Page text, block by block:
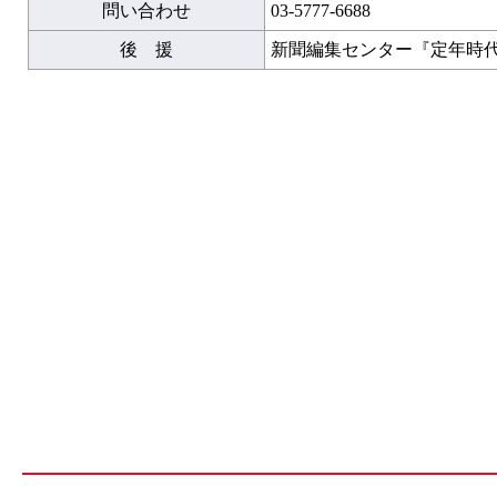
問い合わせ 03-5777-6688
後 援 新聞編集センター『定年時